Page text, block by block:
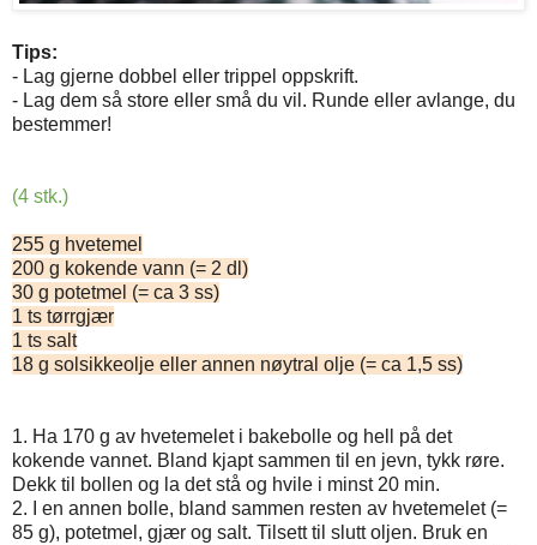
Tips:
- Lag gjerne dobbel eller trippel oppskrift.
- Lag dem så store eller små du vil. Runde eller avlange, du
bestemmer!
(4 stk.)
255 g hvetemel
200 g kokende vann (= 2 dl)
30 g potetmel (= ca 3 ss)
1 ts tørrgjær
1 ts salt
18 g solsikkeolje eller annen nøytral olje (= ca 1,5 ss)
1. Ha 170 g av hvetemelet i bakebolle og hell på det
kokende vannet. Bland kjapt sammen til en jevn, tykk røre.
Dekk til bollen og la det stå og hvile i minst 20 min.
2. I en annen bolle, bland sammen resten av hvetemelet (=
85 g), potetmel, gjær og salt. Tilsett til slutt oljen. Bruk en